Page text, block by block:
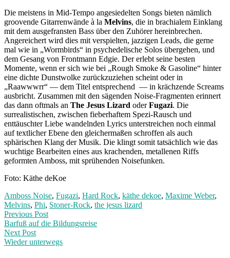
Die meistens in Mid-Tempo angesiedelten Songs bieten nämlich
groovende Gitarrenwände à la Melvins, die in brachialem Einklang
mit dem ausgefransten Bass über den Zuhörer hereinbrechen.
Angereichert wird dies mit verspielten, jazzigen Leads, die gerne
mal wie in „Wormbirds“ in psychedelische Solos übergehen, und
dem Gesang von Frontmann Edgie. Der erlebt seine besten
Momente, wenn er sich wie bei „Rough Smoke & Gasoline“ hinter
eine dichte Dunstwolke zurückzuziehen scheint oder in
„Raawwwrr“ — dem Titel entsprechend — in krächzende Screams
ausbricht. Zusammen mit den sägenden Noise-Fragmenten erinnert
das dann oftmals an The Jesus Lizard oderFugazi. Die
surrealistischen, zwischen fieberhaftem Spezi-Rausch und
enttäuschter Liebe wandelnden Lyrics unterstreichen noch einmal
auf textlicher Ebene den gleichermaßen schroffen als auch
sphärischen Klang der Musik. Die klingt somit tatsächlich wie das
wuchtige Bearbeiten eines aus krachenden, metallenen Riffs
geformten Amboss, mit sprühenden Noisefunken.
Foto: Käthe deKoe
Amboss Noise, Fugazi, Hard Rock, käthe dekoe, Maxime Weber,
Melvins, Phi, Stoner-Rock, the jesus lizard
Post
navigation
Previous PostPrevious
post:
Barfuß auf die Bildungsreise
Next Post
Wieder unterwegs